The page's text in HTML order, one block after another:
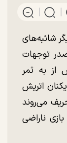
شائبه‌های
توجهات
از به ثمر
اتریش
می‌روند
ناراضی